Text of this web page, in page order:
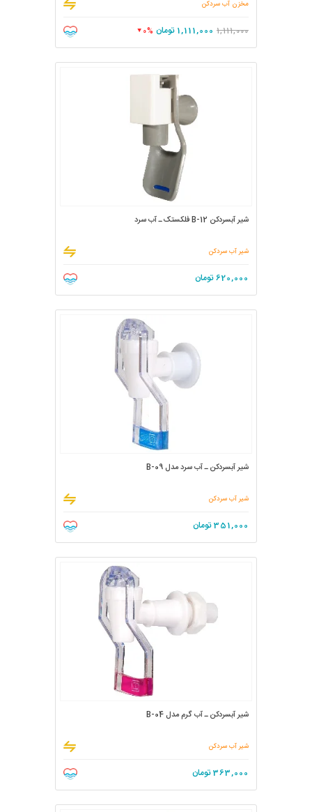
مخزن آب سردکن
1,111,000
1,111,000 تومان 0%
شیر آبسردکن B-12 فلکستک ـ آب سرد
شیر آب سردکن
620,000تومان
شیر آبسردکن ـ آب سرد مدل B-09
شیر آب سردکن
351,000تومان
شیر آبسردکن ـ آب گرم مدل B-04
شیر آب سردکن
363,000تومان